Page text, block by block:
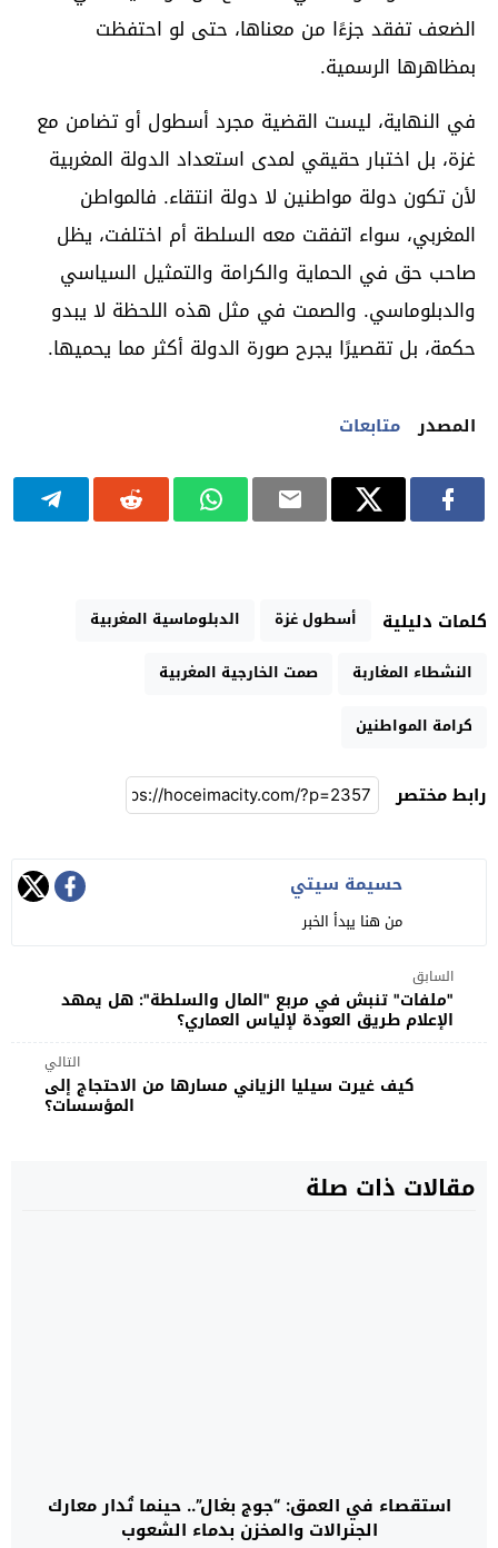
الضعف تفقد جزءًا من معناها، حتى لو احتفظت
بمظاهرها الرسمية.
في النهاية، ليست القضية مجرد أسطول أو تضامن مع
غزة، بل اختبار حقيقي لمدى استعداد الدولة المغربية
لأن تكون دولة مواطنين لا دولة انتقاء. فالمواطن
المغربي، سواء اتفقت معه السلطة أم اختلفت، يظل
صاحب حق في الحماية والكرامة والتمثيل السياسي
والدبلوماسي. والصمت في مثل هذه اللحظة لا يبدو
حكمة، بل تقصيرًا يجرح صورة الدولة أكثر مما يحميها.
المصدر متابعات
كلمات دليلية أسطول غزة
الدبلوماسية المغربية
النشطاء المغاربة
صمت الخارجية المغربية
كرامة المواطنين
رابط مختصر
حسيمة سيتي
من هنا يبدأ الخبر
السابق
"ملفات" تنبش في مربع "المال والسلطة": هل يمهد
الإعلام طريق العودة لإلياس العماري؟
التالي
كيف غيرت سيليا الزياني مسارها من الاحتجاج إلى
المؤسسات؟
مقالات ذات صلة
استقصاء في العمق: “جوج بغال”.. حينما تُدار معارك
الجنرالات والمخزن بدماء الشعوب